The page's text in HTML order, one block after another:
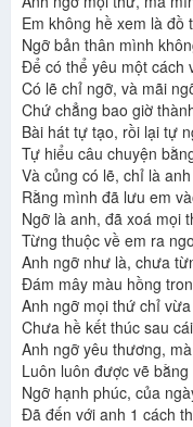
Em không hề xem là đồ
Ngỡ bản thân mình
Để có thể yêu một cách
Có lẽ chỉ ngỡ, và mãi
Chứ chẳng bao giờ
Bài hát tự tạo, rồi lại tự
Tự hiểu câu chuyện
Và củng có lẽ, chỉ là
Rằng mình đã lưu em
Ngỡ là anh, đã xoá mọi
Từng thuộc về em ra
Anh ngỡ như là, chưa
Đám mây màu hồng
Anh ngỡ mọi thứ chỉ
Chưa hề kết thúc sau
Anh ngỡ yêu thương,
Luôn luôn được vẽ
Ngỡ hạnh phúc, của
Đã đến với anh 1 cách